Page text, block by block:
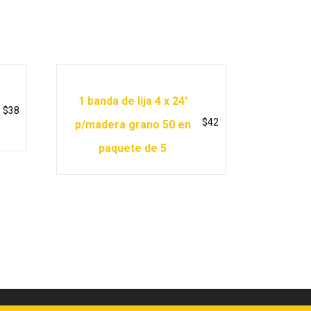
$38
1 banda de lija 4 x 24′
p/madera grano 50 en
paquete de 5
$42